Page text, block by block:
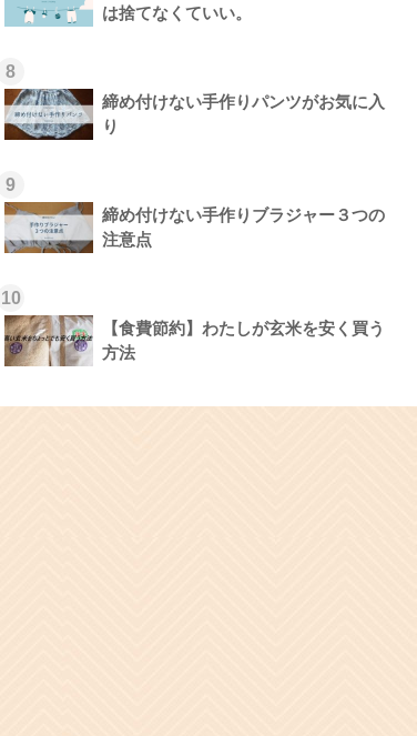
は捨てなくていい。
8
締め付けない手作りパンツがお気に入
り
9
締め付けない手作りブラジャー３つの
注意点
10
【食費節約】わたしが玄米を安く買う
方法